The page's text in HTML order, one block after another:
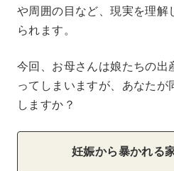
や周囲の目など、現実を理解
られます。
今回、お母さんは娘たちの出
ってしまいますが、あなたが
しますか？
妊娠から暴かれる